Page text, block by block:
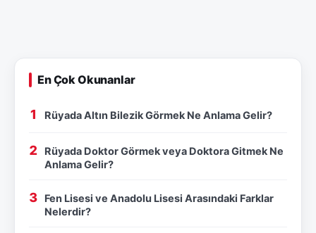
En Çok Okunanlar
Rüyada Altın Bilezik Görmek Ne Anlama Gelir?
Rüyada Doktor Görmek veya Doktora Gitmek Ne
Anlama Gelir?
Fen Lisesi ve Anadolu Lisesi Arasındaki Farklar
Nelerdir?